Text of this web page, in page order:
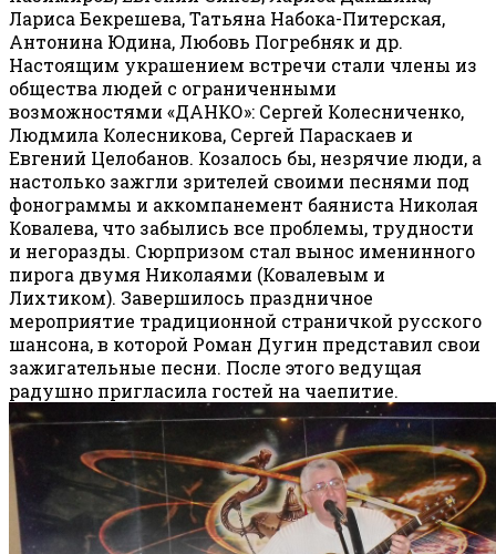
Лариса Бекрешева, Татьяна Набока-Питерская,
Антонина Юдина, Любовь Погребняк и др.
Настоящим украшением встречи стали члены из
общества людей с ограниченными
возможностями «ДАНКО»: Сергей Колесниченко,
Людмила Колесникова, Сергей Параскаев и
Евгений Целобанов. Козалось бы, незрячие люди, а
настолько зажгли зрителей своими песнями под
фонограммы и аккомпанемент баяниста Николая
Ковалева, что забылись все проблемы, трудности
и негоразды. Сюрпризом стал вынос именинного
пирога двумя Николаями (Ковалевым и
Лихтиком). Завершилось праздничное
мероприятие традиционной страничкой русского
шансона, в которой Роман Дугин представил свои
зажигательные песни. После этого ведущая
радушно пригласила гостей на чаепитие.